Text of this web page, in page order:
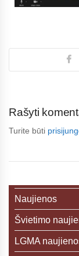
Rašyti
Turite būti
Naujienos
Švietimo
LGMA